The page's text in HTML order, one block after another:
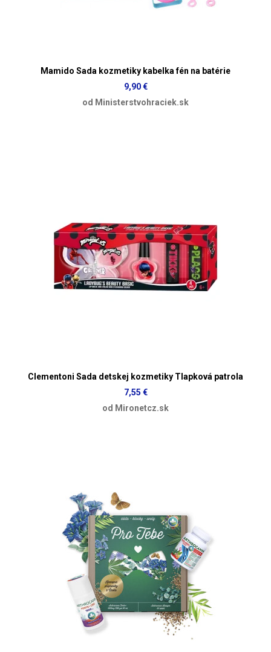
Mamido Sada kozmetiky kabelka fén na batérie
9,90 €
od Ministerstvohraciek.sk
Clementoni Sada detskej kozmetiky Tlapková patrola
7,55 €
od Mironetcz.sk